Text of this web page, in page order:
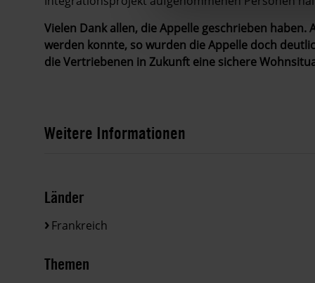
Vielen Dank allen, die Appelle geschrieben
werden konnte, so wurden die Appelle doch
die Vertriebenen in Zukunft eine sichere
Weitere Informationen
Länder
Frankreich
Themen